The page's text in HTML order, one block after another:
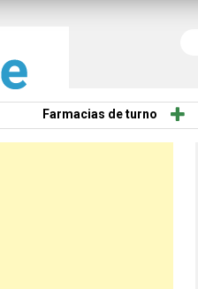
Farmacias de turno